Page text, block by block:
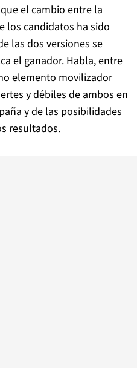
el cambio entre la
los candidatos ha sido
las dos versiones se
el ganador. Habla, entre
elemento movilizador
y débiles de ambos en
y de las posibilidades
resultados.